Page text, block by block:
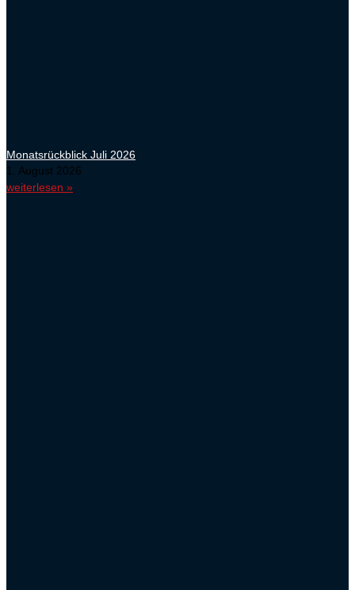
Monatsrückblick Juli 2026
1. August 2026
weiterlesen »